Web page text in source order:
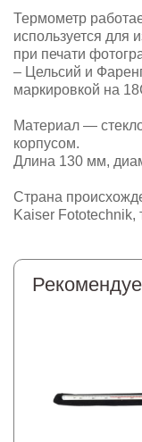
Термометр
используется для
при печати
– Цельсий и
маркировкой на
Материал —
корпусом.
Длина 130 мм,
Страна
Kaiser Fototechnik,